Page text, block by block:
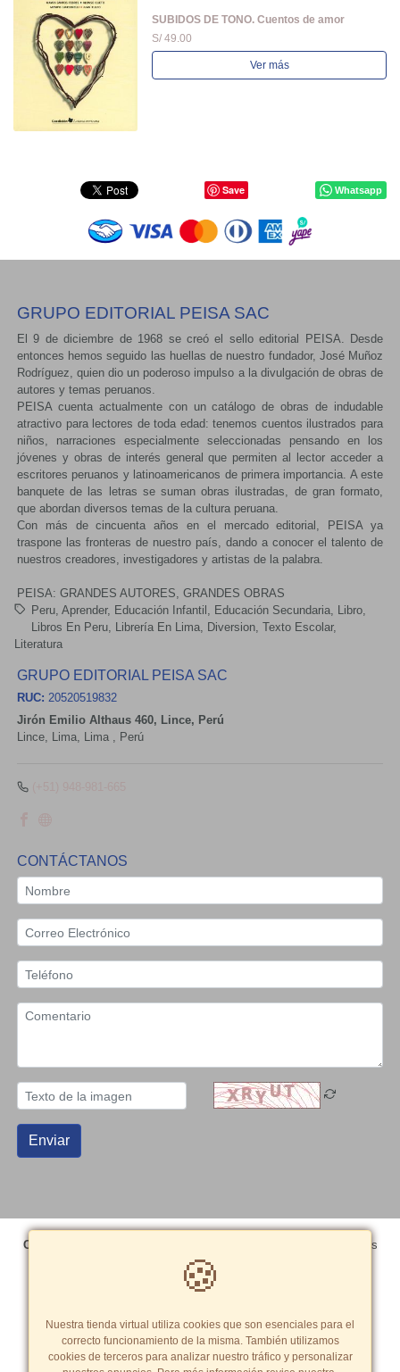
SUBIDOS DE TONO. Cuentos de amor
S/ 49.00
Ver más
Save Whatsapp
GRUPO EDITORIAL PEISA SAC
El 9 de diciembre de 1968 se creó el sello editorial PEISA. Desde
entonces hemos seguido las huellas de nuestro fundador, José Muñoz
Rodríguez, quien dio un poderoso impulso a la divulgación de obras de
autores y temas peruanos.
PEISA cuenta actualmente con un catálogo de obras de indudable
atractivo para lectores de toda edad: tenemos cuentos ilustrados para
niños, narraciones especialmente seleccionadas pensando en los
jóvenes y obras de interés general que permiten al lector acceder a
escritores peruanos y latinoamericanos de primera importancia. A este
banquete de las letras se suman obras ilustradas, de gran formato,
que abordan diversos temas de la cultura peruana.
Con más de cincuenta años en el mercado editorial, PEISA ya
traspone las fronteras de nuestro país, dando a conocer el talento de
nuestros creadores, investigadores y artistas de la palabra.
PEISA: GRANDES AUTORES, GRANDES OBRAS
Peru Aprender Educación Infantil Educación Secundaria
Libro
Libros En Peru
Librería En Lima Diversion Texto Escolar
Literatura
GRUPO EDITORIAL PEISA SAC
RUC: 20520519832
Jirón Emilio Althaus 460, Lince, Perú
Lince, Lima, Lima , Perú
CONTÁCTANOS
Enviar
Copyright© 2026 Grupo Editorial Peisa SAC
- Todos los derechos
reservados
Términos y Condiciones|
Tarifas y zonas de reparto
🍪
Nuestra tienda virtual utiliza cookies que son esenciales para el
correcto funcionamiento de la misma. También utilizamos
cookies de terceros para analizar nuestro tráfico y personalizar